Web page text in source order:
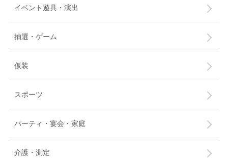
イベント遊具・演出
抽選・ゲーム
仮装
スポーツ
パーティ・宴会・家庭
介護・測定